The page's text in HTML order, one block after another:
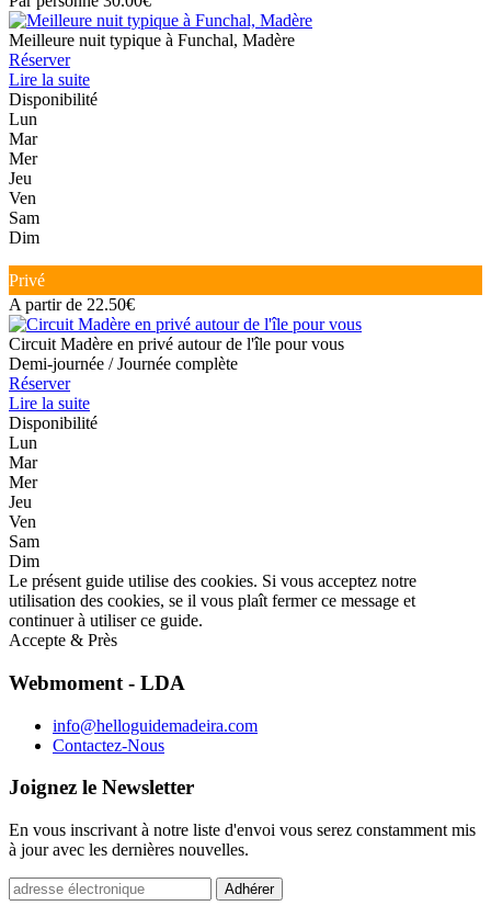
Meilleure nuit typique à Funchal, Madère
Réserver
Lire la suite
Disponibilité
Lun
Mar
Mer
Jeu
Ven
Sam
Dim
Privé
A partir de 22.50€
Circuit Madère en privé autour de l'île pour vous
Demi-journée / Journée complète
Réserver
Lire la suite
Disponibilité
Lun
Mar
Mer
Jeu
Ven
Sam
Dim
Le présent guide utilise des cookies. Si vous acceptez notre
utilisation des cookies, se il vous plaît fermer ce message et
continuer à utiliser ce guide.
Accepte & Près
Webmoment - LDA
info@helloguidemadeira.com
Contactez-Nous
Joignez le Newsletter
En vous inscrivant à notre liste d'envoi vous serez constamment mis
à jour avec les dernières nouvelles.